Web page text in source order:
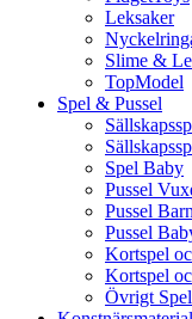
Leksaker
Slime &
TopModel
Spel & Pussel
Spel Baby
Pussel
Pussel Barn
Pussel
Kortspel
Kortspel
Övrigt